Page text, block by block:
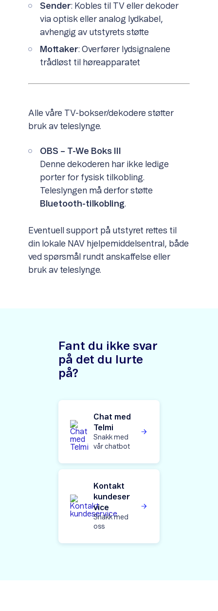
Sender: Kobles til TV eller dekoder
via optisk eller analog lydkabel,
avhengig av utstyrets støtte
Mottaker: Overfører lydsignalene
trådløst til høreapparatet
Alle våre TV-bokser/dekodere støtter
bruk av teleslynge.
OBS – T-We Boks III
Denne dekoderen har ikke ledige
porter for fysisk tilkobling.
Teleslyngen må derfor støtte
Bluetooth-tilkobling.
Eventuell support på utstyret rettes til
din lokale NAV hjelpemiddelsentral, både
ved spørsmål rundt anskaffelse eller
bruk av teleslynge.
Fant du ikke svar
på det du lurte
på?
Chat med
Telmi
Snakk med
vår chatbot
Kontakt
kundeser
vice
Snakk med
oss